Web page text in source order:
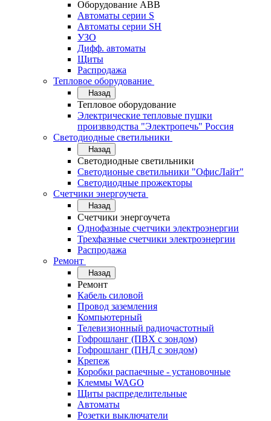
Оборудование АВВ
Автоматы серии S
Автоматы серии SH
УЗО
Дифф. автоматы
Щиты
Распродажа
Тепловое оборудование
Назад
Тепловое оборудование
Электрические тепловые пушки
произвводства "Электропечь" Россия
Светодиодные светильники
Назад
Светодиодные светильники
Светодионые светильники "ОфисЛайт"
Светодиодные прожекторы
Счетчики энергоучета
Назад
Счетчики энергоучета
Однофазные счетчики электроэнергии
Трехфазные счетчики электроэнергии
Распродажа
Ремонт
Назад
Ремонт
Кабель силовой
Провод заземления
Компьютерный
Телевизионный радиочастотный
Гофрошланг (ПВХ с зондом)
Гофрошланг (ПНД с зондом)
Крепеж
Коробки распаечные - установочные
Клеммы WAGO
Щиты распределительные
Автоматы
Розетки выключатели